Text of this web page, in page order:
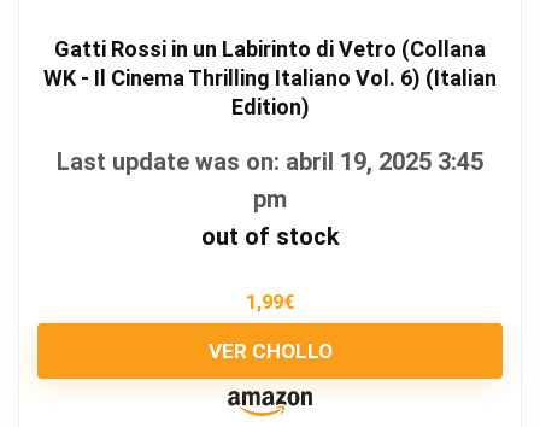
Gatti Rossi in un Labirinto di Vetro (Collana
WK - Il Cinema Thrilling Italiano Vol. 6) (Italian
Edition)
Last update was on: abril 19, 2025 3:45
pm
out of stock
1,99€
VER CHOLLO